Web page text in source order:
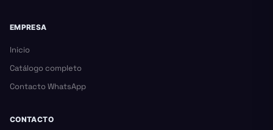
EMPRESA
Inicio
Catálogo completo
Contacto WhatsApp
CONTACTO